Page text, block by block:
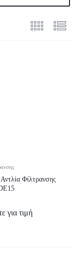
Φίλτρανσης
για τιμή